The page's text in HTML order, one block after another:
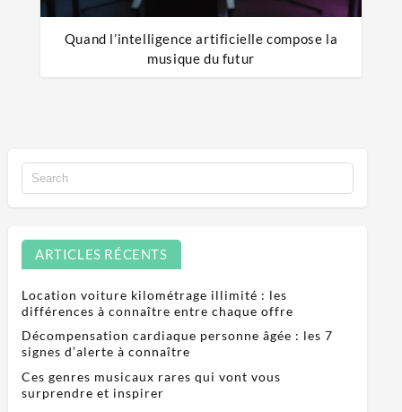
Quand l’intelligence artificielle compose la
musique du futur
ARTICLES RÉCENTS
Location voiture kilométrage illimité : les
différences à connaître entre chaque offre
Décompensation cardiaque personne âgée : les 7
signes d’alerte à connaître
Ces genres musicaux rares qui vont vous
surprendre et inspirer